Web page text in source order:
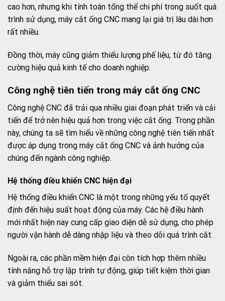
cao hơn, nhưng khi tính toán tổng thể chi phí trong suốt quá
trình sử dụng, máy cắt ống CNC mang lại giá trị lâu dài hơn
rất nhiều.
Đồng thời, máy cũng giảm thiểu lượng phế liệu, từ đó tăng
cường hiệu quả kinh tế cho doanh nghiệp.
Công nghệ tiên tiến trong máy cắt ống CNC
Công nghệ CNC đã trải qua nhiều giai đoạn phát triển và cải
tiến để trở nên hiệu quả hơn trong việc cắt ống. Trong phần
này, chúng ta sẽ tìm hiểu về những công nghệ tiên tiến nhất
được áp dụng trong máy cắt ống CNC và ảnh hưởng của
chúng đến ngành công nghiệp.
Hệ thống điều khiển CNC hiện đại
Hệ thống điều khiển CNC là một trong những yếu tố quyết
định đến hiệu suất hoạt động của máy. Các hệ điều hành
mới nhất hiện nay cung cấp giao diện dễ sử dụng, cho phép
người vận hành dễ dàng nhập liệu và theo dõi quá trình cắt.
Ngoài ra, các phần mềm hiện đại còn tích hợp thêm nhiều
tính năng hỗ trợ lập trình tự động, giúp tiết kiệm thời gian
và giảm thiểu sai sót.